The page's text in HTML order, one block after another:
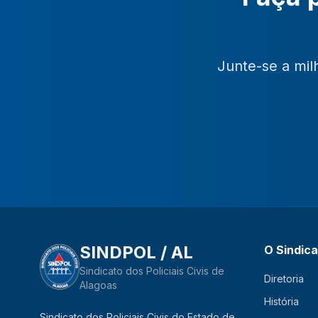
Junte-se a
SINDPOL / AL
Sindicato dos Policiais Civis de
Alagoas
O
Diretoria
História